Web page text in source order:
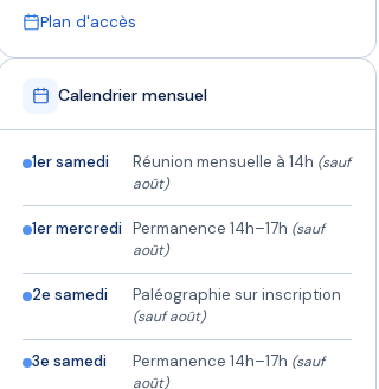
Plan d'accès
Calendrier mensuel
1er samedi Réunion mensuelle à 14h (sauf
août)
1er mercredi Permanence 14h–17h (sauf
août)
2e samedi Paléographie sur inscription
(sauf août)
3e samedi Permanence 14h–17h (sauf
août)